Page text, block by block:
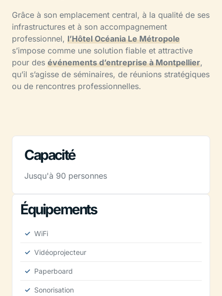
Grâce à son emplacement central, à la qualité de ses
infrastructures et à son accompagnement
professionnel, l’Hôtel Océania Le Métropole
s’impose comme une solution fiable et attractive
pour des événements d’entreprise à Montpellier,
qu’il s’agisse de séminaires, de réunions stratégiques
ou de rencontres professionnelles.
Capacité
Jusqu'à 90 personnes
Équipements
WiFi
Vidéoprojecteur
Paperboard
Sonorisation